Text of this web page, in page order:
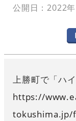
公開日：2022
上勝町で「ハ
https://
tokushima.jp/